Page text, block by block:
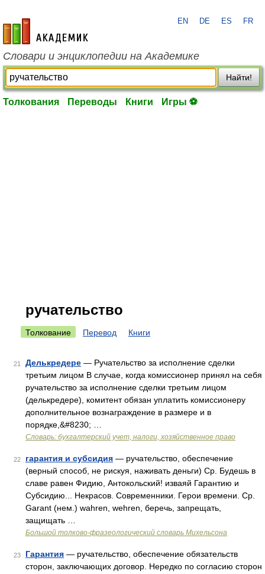
academic.ru
EN DE ES FR
Словари и энциклопедии на Академике
Найти!
Толкования Переводы Книги Игры ⚽
ручательство
Толкование Перевод Книги
21 Делькредере — Ручательство за исполнение сделки
третьим лицом В случае, когда комиссионер принял на себя
ручательство за исполнение сделки третьим лицом
(делькредере), комитент обязан уплатить комиссионеру
дополнительное вознаграждение в размере и в
порядке,&#8230; …
Словарь: бухгалтерский учет, налоги, хозяйственное право
22 гарантия и субсидия — ручательство, обеспечение
(верный способ, не рискуя, наживать деньги) Ср. Будешь в
славе равен Фидию, Антокольский! изваяй Гарантию и
Субсидию... Некрасов. Современники. Герои времени. Ср.
Garant (нем.) wahren, wehren, беречь, запрещать,
защищать …
Большой толково-фразеологический словарь Михельсона
23 Гарантия — ручательство, обеспечение обязательств
сторон, заключающих договор. Нередко по согласию сторон